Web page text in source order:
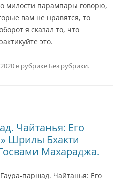
милости парампары говорю,
вам не нравятся, то
я сказал то, что
это.
в рубрике Без рубрики.
Чайтанья: Его
Шрилы Бхакти
Махараджа.
паршад. Чайтанья: Его